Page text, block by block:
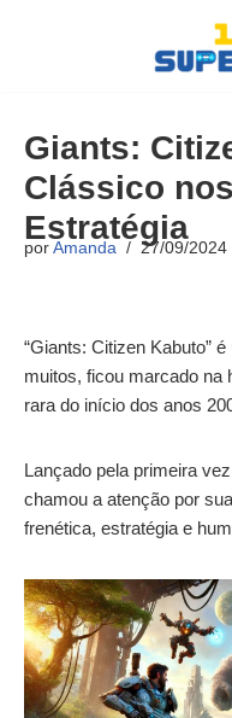
conteúdo
Giants:
Clássico
Estratégia
por Amanda 27/09/2024
“Giants: Citizen Kabuto”
muitos, ficou marcado na
rara do início dos anos
Lançado pela primeira
chamou a atenção por
frenética, estratégia e